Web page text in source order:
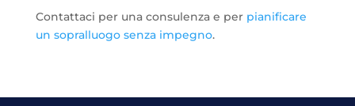
Contattaci per una consulenza e per pianificare
un sopralluogo senza impegno.